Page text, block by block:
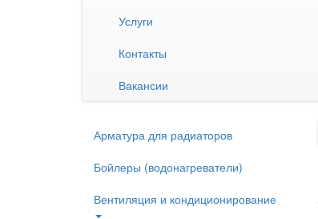
Услуги
Контакты
Вакансии
Арматура для радиаторов
Бойлеры (водонагреватели)
Вентиляция и кондиционирование